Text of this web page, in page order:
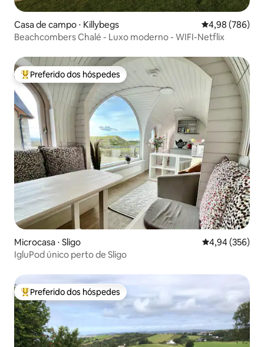
Casa de campo ⋅ Killybegs 4,98 de uma
4,98 (786)
Beachcombers Chalé - Luxo moderno - WIFI-Netflix
Entre os melhores preferidos dos hóspedes
Preferido dos hóspedes
Microcasa ⋅ Sligo 4,94 de uma
4,94 (356)
IgluPod único perto de Sligo
Entre os melhores preferidos dos hóspedes
Preferido dos hóspedes